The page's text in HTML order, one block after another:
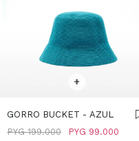
+
GORRO BUCKET - AZUL
PYG 99.000
PYG 199.000